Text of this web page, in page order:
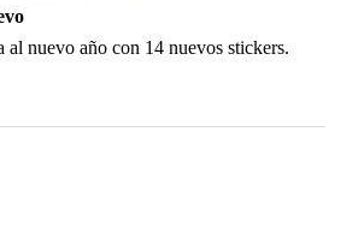
al nuevo año con 14 nuevos stickers.